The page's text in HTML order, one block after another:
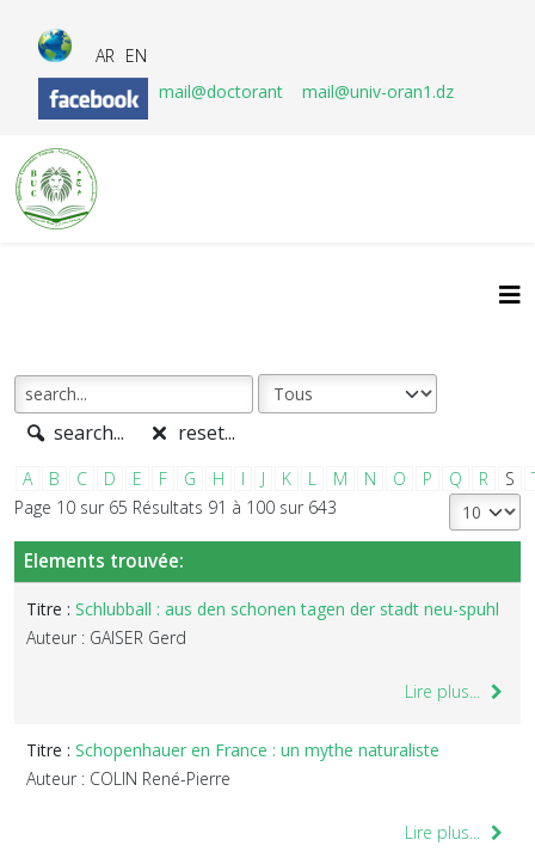
AR EN
mail@doctorant
mail@univ-oran1.dz
search... reset...
A B C D E F G H I J K L M N O P Q R S
Page 10 sur 65 Résultats 91 à 100 sur 643
Elements trouvée:
Titre : Schlubball : aus den schonen tagen der stadt neu-spuhl
Auteur : GAISER Gerd
Lire plus...
Titre : Schopenhauer en France : un mythe naturaliste
Auteur : COLIN René-Pierre
Lire plus...